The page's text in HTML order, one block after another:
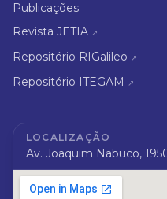
Publicações
Revista JETIA ↗
Repositório RIGalileo ↗
Repositório ITEGAM ↗
LOCALIZAÇÃO
Av. Joaquim Nabuco,